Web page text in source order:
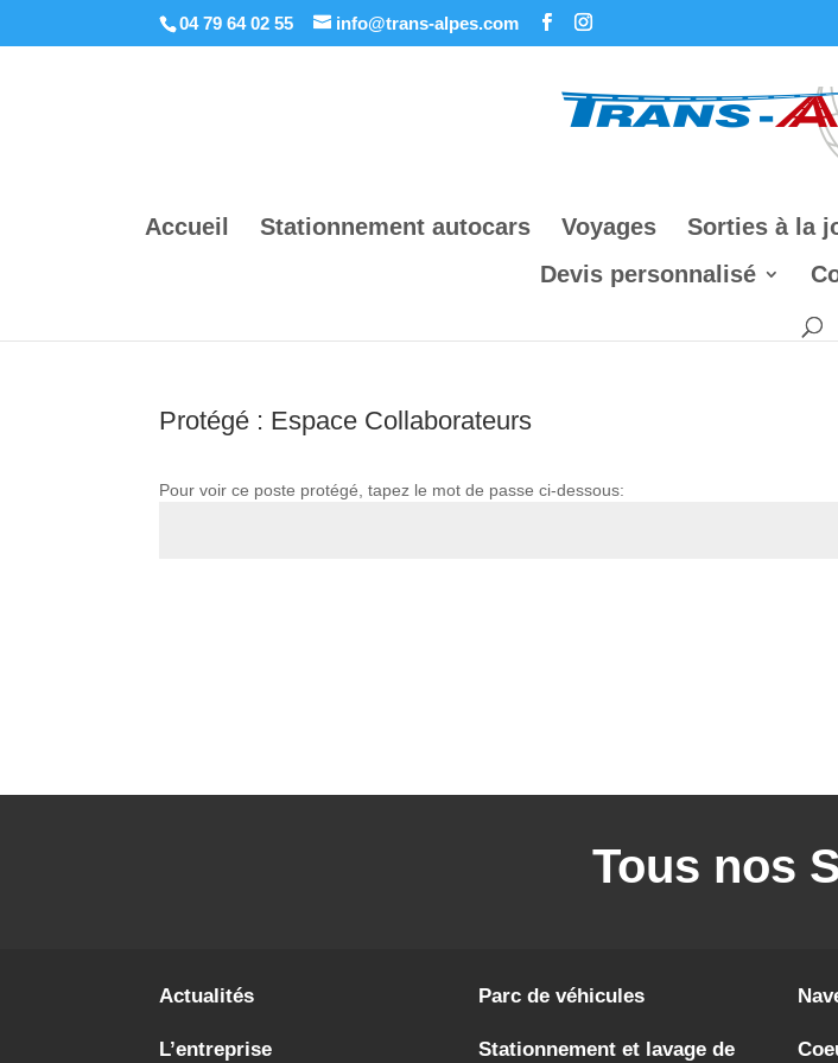
04 79 64 02 55 info@trans-alpes.com
Accueil Stationnement autocars Voyages Sorties à la
Devis personnalisé
Protégé : Espace Collaborateurs
Pour voir ce poste protégé, tapez le mot de passe ci-dessous:
Tous nos
Actualités Parc de véhicules
L’entreprise
Stationnement et lavage de